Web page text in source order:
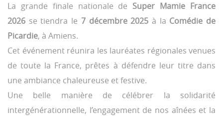
La grande finale nationale de Super Mamie France
2026 se tiendra le 7 décembre 2025 à la Comédie de
Picardie, à Amiens.
Cet événement réunira les lauréates régionales venues
de toute la France, prêtes à défendre leur titre dans
une ambiance chaleureuse et festive.
Une belle manière de célébrer la solidarité
intergénérationnelle, l’engagement de nos aînées et la